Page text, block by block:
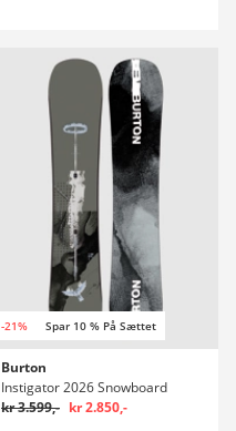
-21% Spar 10 % På Sættet
Burton
Instigator 2026 Snowboard
kr 3.599,- kr 2.850,-